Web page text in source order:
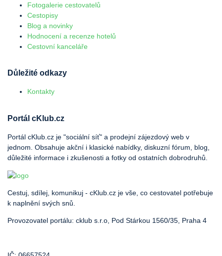
Fotogalerie cestovatelů
Cestopisy
Blog a novinky
Hodnocení a recenze hotelů
Cestovní kanceláře
Důležité odkazy
Kontakty
Portál cKlub.cz
Portál cKlub.cz je "sociální síť" a prodejní zájezdový web v
jednom. Obsahuje akční i klasické nabídky, diskuzní fórum, blog,
důležité informace i zkušenosti a fotky od ostatních dobrodruhů.
Cestuj, sdílej, komunikuj - cKlub.cz je vše, co cestovatel potřebuje
k naplnění svých snů.
Provozovatel portálu: cklub s.r.o, Pod Stárkou 1560/35, Praha 4